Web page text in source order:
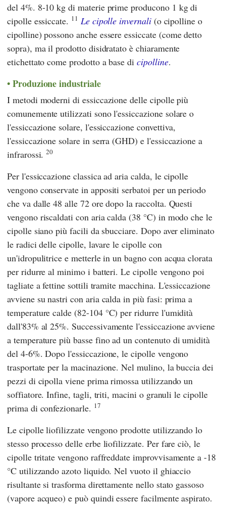
del 4%. 8-10 kg di materie prime producono 1 kg di
cipolle essiccate. 11 Le cipolle invernali(o cipolline o
cipolline) possono anche essere essiccate (come detto
sopra), ma il prodotto disidratato è chiaramente
etichettato come prodotto a base dicipolline.
Produzione industriale
I metodi moderni di essiccazione delle cipolle più
comunemente utilizzati sono l'essiccazione solare o
l'essiccazione solare, l'essiccazione convettiva,
l'essiccazione solare in serra (GHD) e l'essiccazione a
infrarossi.20
Per l'essiccazione classica ad aria calda, le cipolle
vengono conservate in appositi serbatoi per un periodo
che va dalle 48 alle 72 ore dopo la raccolta. Questi
vengono riscaldati con aria calda (38 °C) in modo che le
cipolle siano più facili da sbucciare. Dopo aver eliminato
le radici delle cipolle, lavare le cipolle con
un'idropulitrice e metterle in un bagno con acqua clorata
per ridurre al minimo i batteri. Le cipolle vengono poi
tagliate a fettine sottili tramite macchina. L'essiccazione
avviene su nastri con aria calda in più fasi: prima a
temperature calde (82-104 °C) per ridurre l'umidità
dall'83% al 25%. Successivamente l'essiccazione avviene
a temperature più basse fino ad un contenuto di umidità
del 4-6%. Dopo l'essiccazione, le cipolle vengono
trasportate per la macinazione. Nel mulino, la buccia dei
pezzi di cipolla viene prima rimossa utilizzando un
soffiatore. Infine, tagli, triti, macini o granuli le cipolle
prima di confezionarle. 17
Le cipolle liofilizzate vengono prodotte utilizzando lo
stesso processo delle erbe liofilizzate. Per fare ciò, le
cipolle tritate vengono raffreddate improvvisamente a -18
°C utilizzando azoto liquido. Nel vuoto il ghiaccio
risultante si trasforma direttamente nello stato gassoso
(vapore acqueo) e può quindi essere facilmente aspirato.